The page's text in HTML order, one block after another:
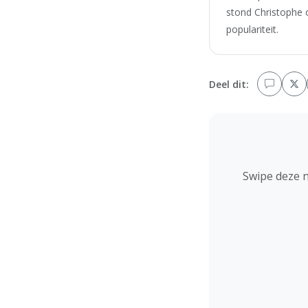
stond Christophe
populariteit.
Deel dit:
Swipe deze